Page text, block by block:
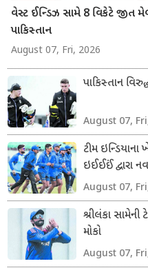
વેસ્ટ ઈન્ડિઝ સામે 8 વિકેટે જીત
પાકિસ્તાન
August 07, Fri, 2026
પાકિસ્તાન
August 07,
ટીમ
ઇઈઈઈં દ્વારા
August 07,
શ્રીલંકા સામેની
મોકો
August 07,